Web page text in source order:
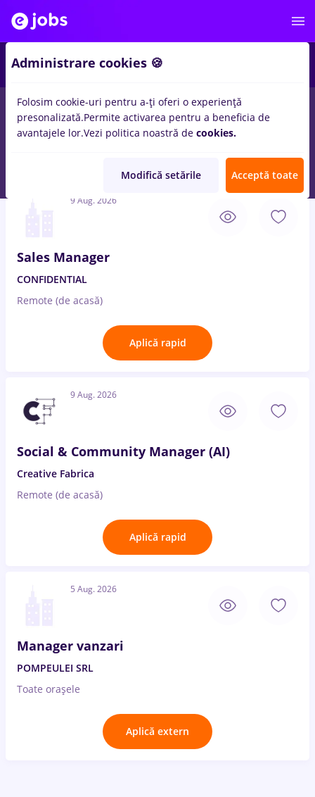
Salarii Fără experiență Entry-Level (< 2 ani)
9 Aug. 2026
Sales Manager
CONFIDENTIAL
Remote (de acasă)
Aplică rapid
9 Aug. 2026
Social & Community Manager (AI)
Creative Fabrica
Remote (de acasă)
Aplică rapid
5 Aug. 2026
Manager vanzari
POMPEULEI SRL
Toate oraşele
Aplică extern
Administrare cookies 🍪
Folosim cookie-uri pentru a-ți oferi o experiență
presonalizată.Permite activarea pentru a beneficia de
avantajele lor.Vezi politica noastră de cookies.
Modifică setările Acceptă toate